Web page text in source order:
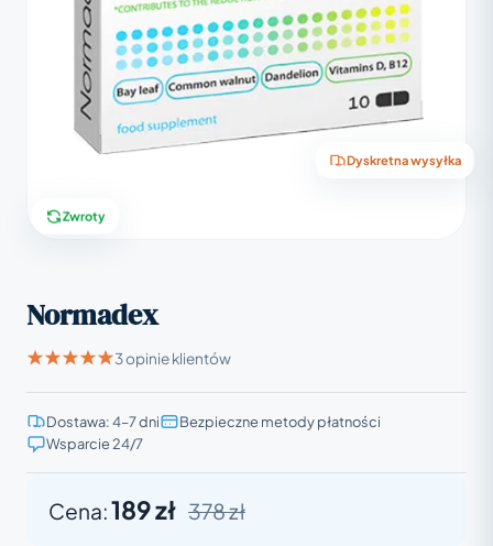
Dyskretna wysyłka
Zwroty
Normadex
3 opinie klientów
Dostawa: 4–7 dni
Bezpieczne metody płatności
Wsparcie 24/7
Cena:189 zł 378 zł